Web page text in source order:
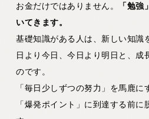
お金だけではありません。
「勉
いてきます。
基礎知識がある人は、新しい知識
日より今日、今日より明日と、成
のです。
「毎日少しずつの努力」を馬鹿
「爆発ポイント」に到達する前